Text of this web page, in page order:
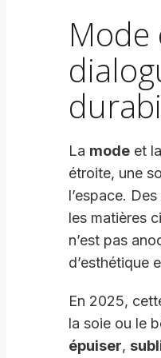
La mode et la
étroite, une
l’espace.
les matières
n’est pas
d’esthétique
En 2025,
la soie ou le
épuiser,